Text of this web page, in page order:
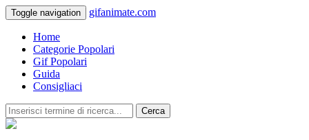
Toggle navigation gifanimate.com
Home
Categorie Popolari
Gif Popolari
Guida
Consigliaci
Cerca